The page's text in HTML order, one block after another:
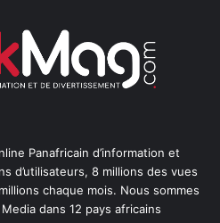
Panafricain d’information et
d’utilisateurs, 8 millions des vues
chaque mois. Nous sommes
dans 12 pays africains